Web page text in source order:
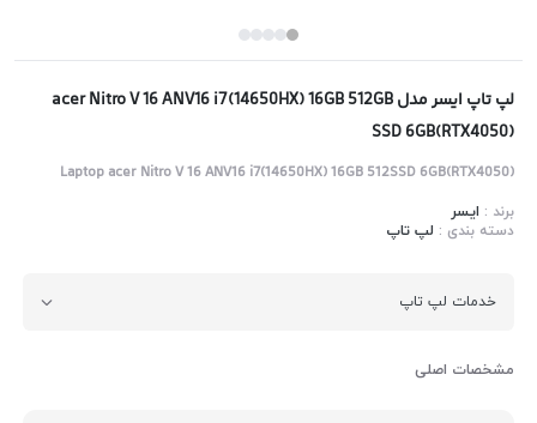
لپ تاپ ایسر مدل acer Nitro V 16 ANV16 i7(14650HX) 16GB 512GB
SSD 6GB(RTX4050)
Laptop acer Nitro V 16 ANV16 i7(14650HX) 16GB 512SSD 6GB(RTX4050)
برند : ایسر
دسته بندی : لپ تاپ
خدمات لپ تاپ
مشخصات اصلی